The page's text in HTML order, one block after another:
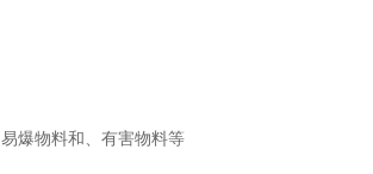
爆物料和、有害物料等